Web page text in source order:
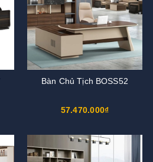
Bàn Chủ Tịch BOSS52
57.470.000₫